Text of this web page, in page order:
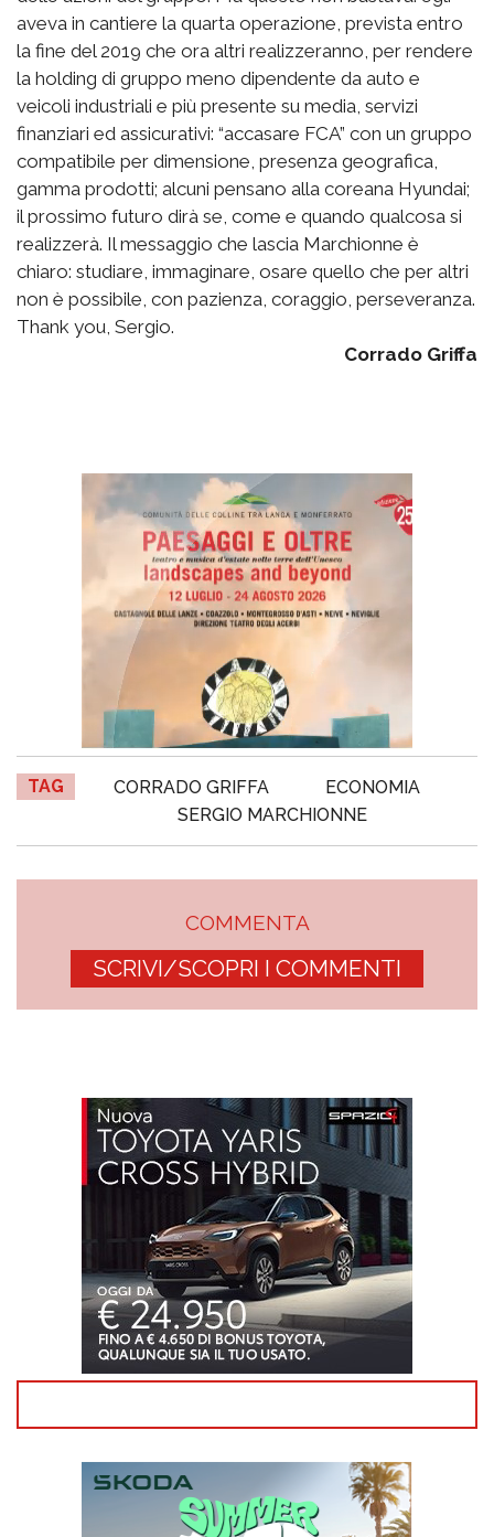
aveva in cantiere la quarta operazione, prevista entro
la fine del 2019 che ora altri realizzeranno, per rendere
la holding di gruppo meno dipendente da auto e
veicoli industriali e più presente su media, servizi
finanziari ed assicurativi: “accasare FCA” con un gruppo
compatibile per dimensione, presenza geografica,
gamma prodotti; alcuni pensano alla coreana Hyundai;
il prossimo futuro dirà se, come e quando qualcosa si
realizzerà. Il messaggio che lascia Marchionne è
chiaro: studiare, immaginare, osare quello che per altri
non è possibile, con pazienza, coraggio, perseveranza.
Thank you, Sergio.
Corrado Griffa
TAG CORRADO GRIFFA
ECONOMIA
SERGIO MARCHIONNE
COMMENTA
SCRIVI/SCOPRI I COMMENTI